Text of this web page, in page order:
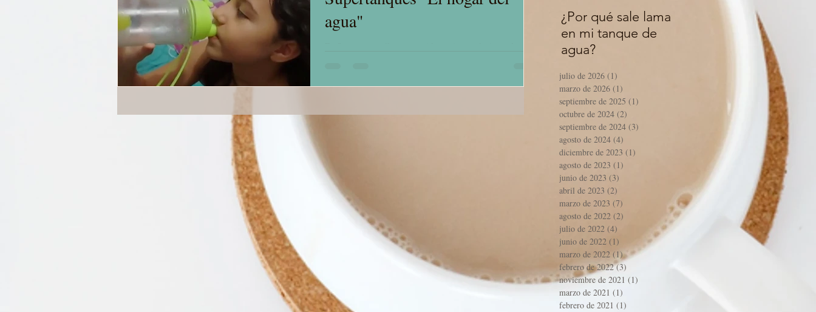
agua"
¿Por qué sale lama
en mi tanque de
agua?
¿Qué significa
aprobado por la
FDA o libre de
julio de 2026 (1)
marzo de 2026 (1)
septiembre de 2025 (1)
octubre de 2024 (2)
septiembre de 2024 (3)
agosto de 2024 (4)
diciembre de 2023 (1)
agosto de 2023 (1)
junio de 2023 (3)
abril de 2023 (2)
marzo de 2023 (7)
agosto de 2022 (2)
julio de 2022 (4)
junio de 2022 (1) 1 entrada
marzo de 2022 (1)1 entrada
febrero de 2022 (3)
noviembre de 2021 (1)
marzo de 2021 (1)
febrero de 2021 (1)